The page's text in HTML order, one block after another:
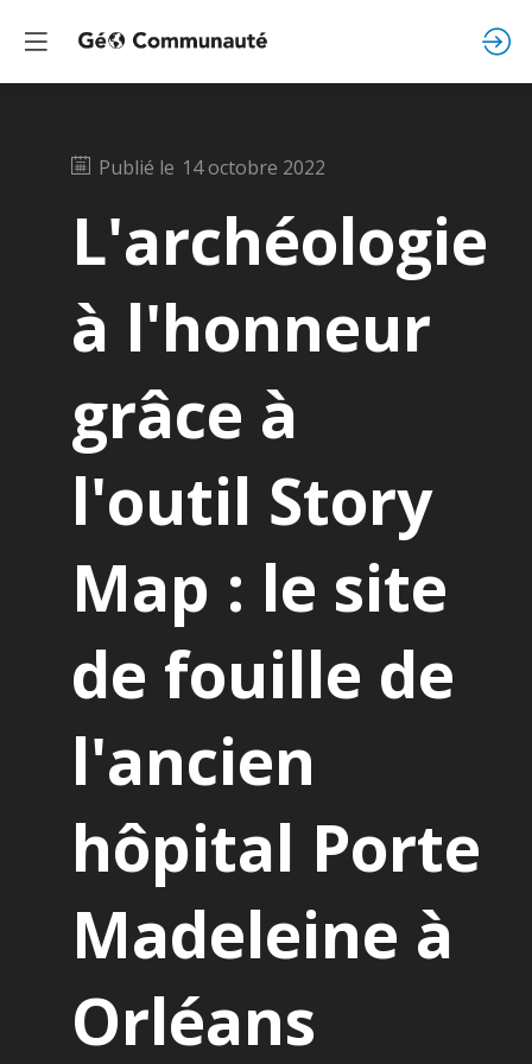
Publié le 14 octobre 2022
L'archéologie
à l'honneur
grâce à
l'outil Story
Map : le site
de fouille de
l'ancien
hôpital Porte
Madeleine à
Orléans